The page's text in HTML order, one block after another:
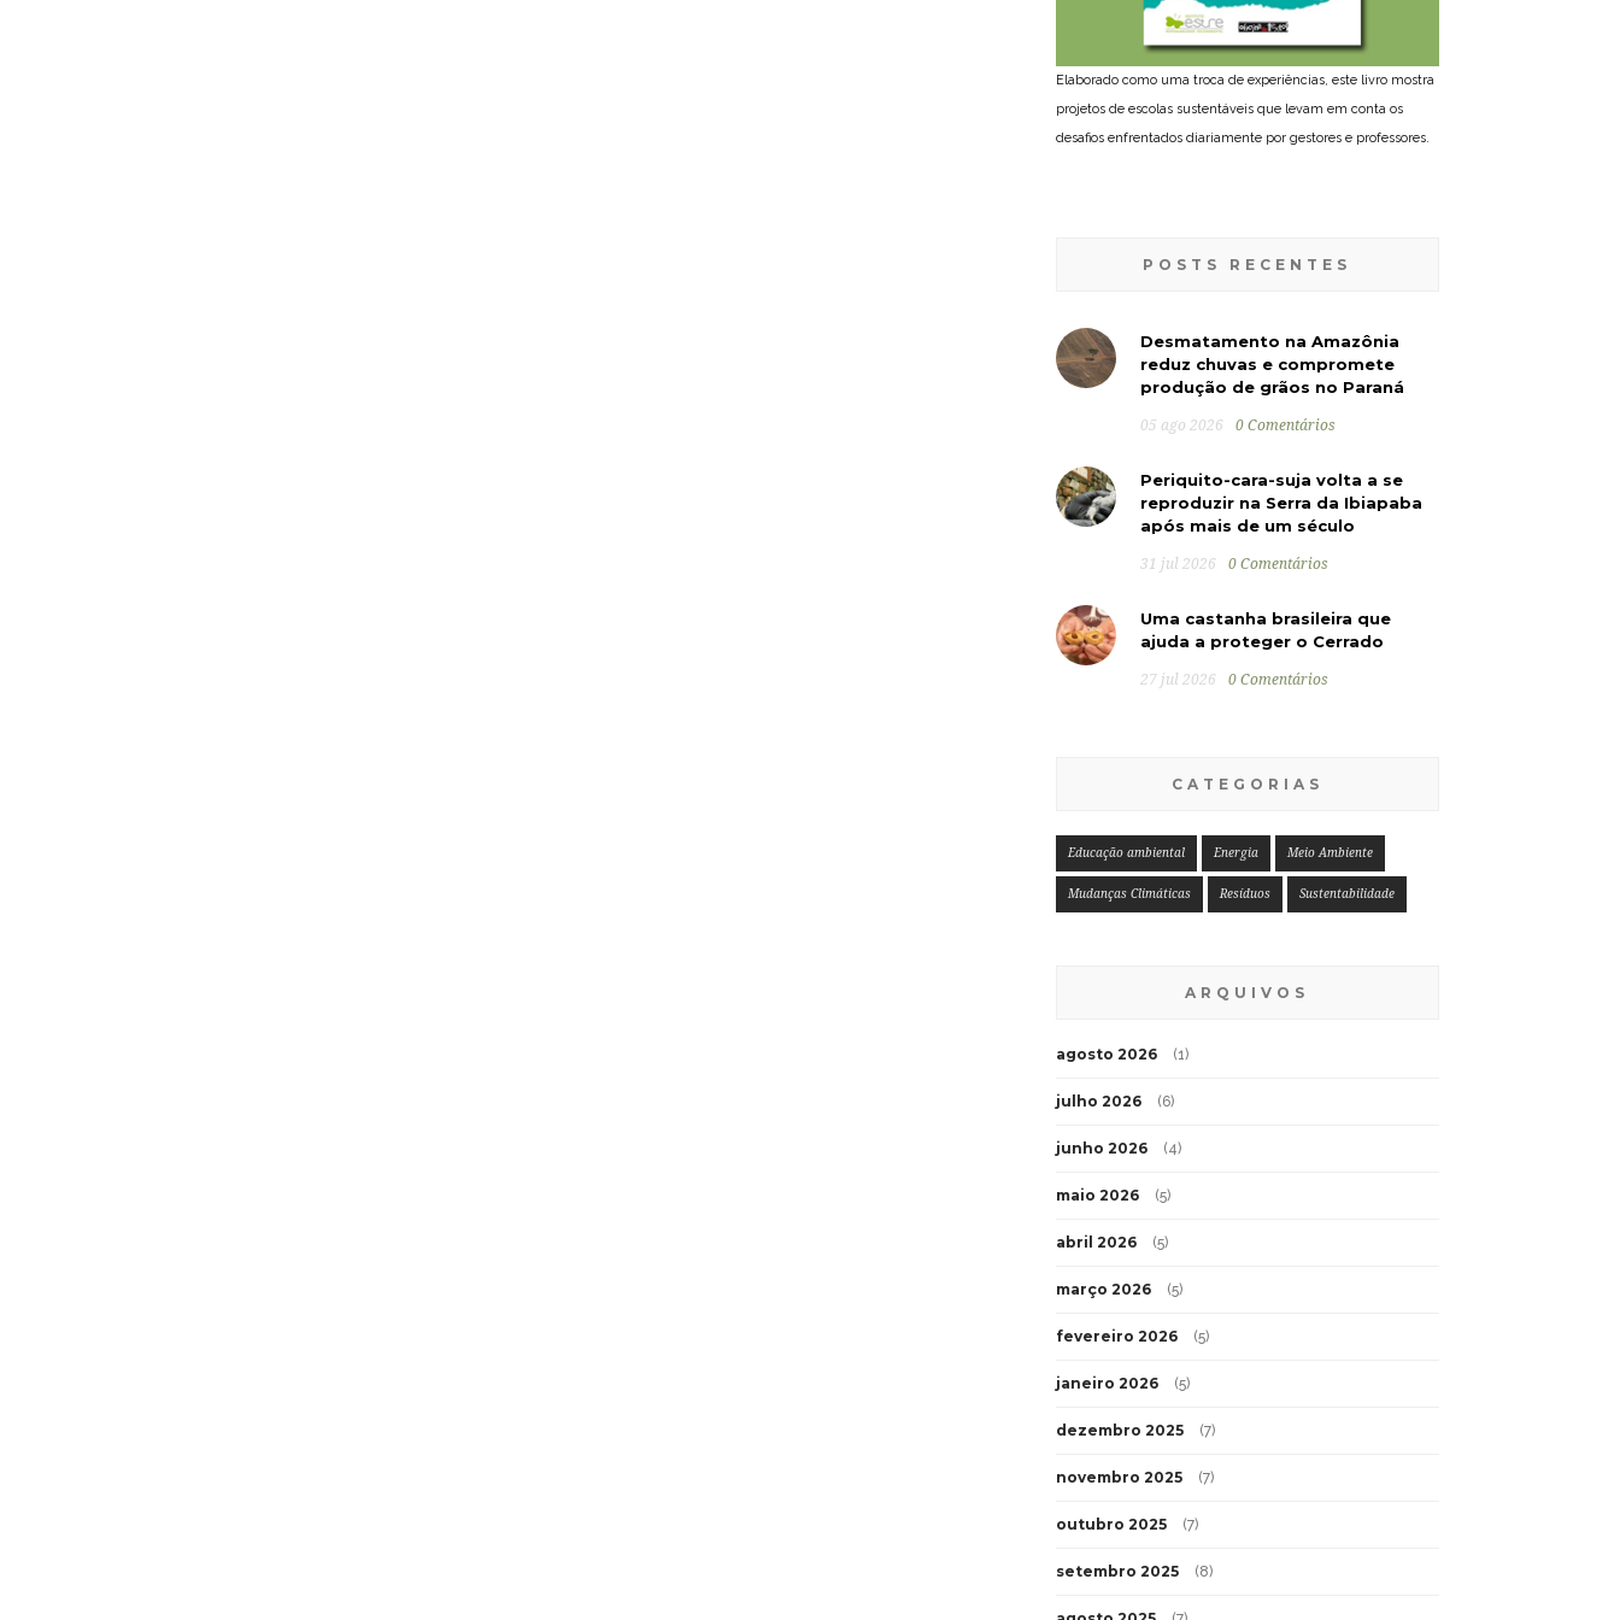
Elaborado como uma troca de experiências, este livro mostra
projetos de escolas sustentáveis que levam em conta os
desafios enfrentados diariamente por gestores e professores.
POSTS RECENTES
Desmatamento na Amazônia
reduz chuvas e compromete
produção de grãos no Paraná
05 ago 2026 0 Comentários
Periquito-cara-suja volta a se
reproduzir na Serra da Ibiapaba
após mais de um século
31 jul 2026 0 Comentários
Uma castanha brasileira que
ajuda a proteger o Cerrado
27 jul 2026 0 Comentários
CATEGORIAS
Educação ambiental Energia Meio Ambiente
Mudanças Climáticas Resíduos Sustentabilidade
ARQUIVOS
agosto 2026 (1)
julho 2026 (6)
junho 2026 (4)
maio 2026 (5)
abril 2026 (5)
março 2026 (5)
fevereiro 2026 (5)
janeiro 2026 (5)
dezembro 2025 (7)
novembro 2025 (7)
outubro 2025 (7)
setembro 2025 (8)